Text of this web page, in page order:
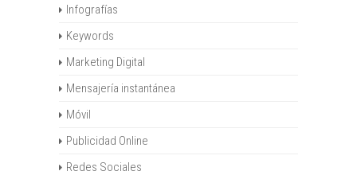
Infografías
Keywords
Marketing Digital
Mensajería instantánea
Móvil
Publicidad Online
Redes Sociales